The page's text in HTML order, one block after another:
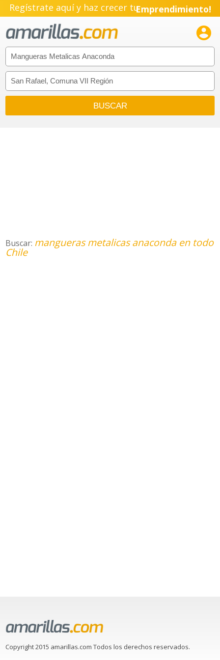
Regístrate aquí y haz crecer tuEmprendimiento!

Buscar: mangueras metalicas anaconda en todo
Chile
Copyright 2015 amarillas.com Todos los derechos reservados.